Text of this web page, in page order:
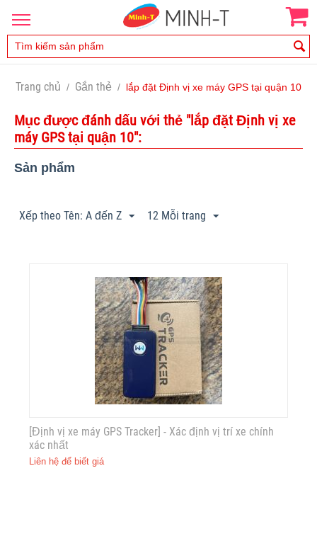
Trang chủ / Gắn thẻ / lắp đặt Định vị xe máy GPS tại quận 10
Mục được đánh dấu với thẻ "lắp đặt Định vị xe
máy GPS tại quận 10":
Sản phẩm
Xếp theo Tên: A đến Z 12 Mỗi trang
[Định vị xe máy GPS Tracker] - Xác định vị trí xe chính
xác nhất
Liên hệ để biết giá